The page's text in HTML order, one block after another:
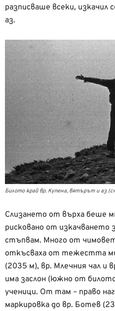
разписваше всеки, изкачил
аз.
Билото край вр. Купена, вятърът и аз
Слизането от върха беше
рисковано от
стъпвам. Много от
откъсваха от тежестта
(2035 м), вр. Млечния чал и
има заслон (южно от
ученици. От там – право
маркировка до вр. Ботев